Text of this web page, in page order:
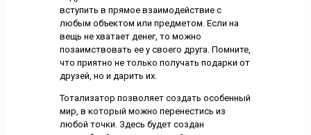
вступить в прямое взаимодействие с
любым объектом или предметом. Если на
вещь не хватает денег, то можно
позаимствовать ее у своего друга. Помните,
что приятно не только получать подарки от
друзей, но и дарить их.
Тотализатор позволяет создать особенный
мир, в который можно перенестись из
любой точки. Здесь будет создан